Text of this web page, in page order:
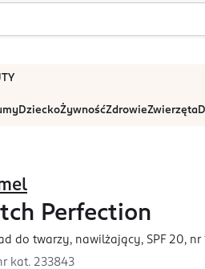
DzieckoŻywnośćZdrowieZwierzęta
Perfection
do twarzy, nawilżający, SPF 20, nr
kat. 233843